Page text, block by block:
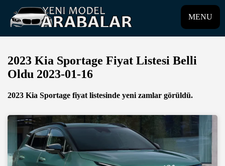
MENU
2023 Kia Sportage Fiyat Listesi Belli
Oldu 2023-01-16
2023 Kia Sportage fiyat listesinde yeni zamlar görüldü.